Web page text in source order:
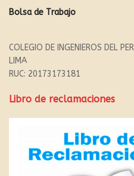
Bolsa de Trabajo
COLEGIO DE INGENIEROS DEL
LIMA
RUC: 20173173181
Libro de reclamaciones